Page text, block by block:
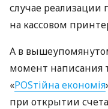
случае реализации
на кассовом
А в
момент написания
«POSтійна економія
при открытии